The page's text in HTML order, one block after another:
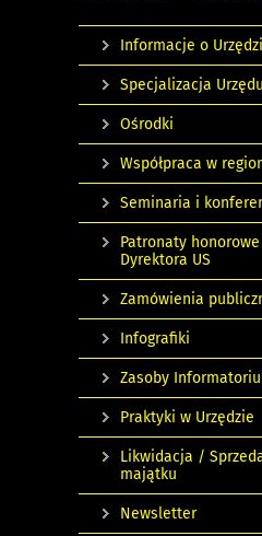
Informacje o
Specjalizacja Urzędu
Ośrodki
Współpraca w
Seminaria i
Patronaty honorowe
Dyrektora US
Zamówienia
Infografiki
Zasoby
Praktyki w Urzędzie
Likwidacja /
majątku
Newsletter